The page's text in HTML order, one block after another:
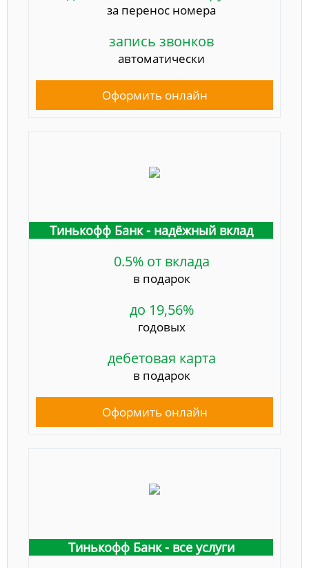
за перенос номера
запись звонков
автоматически
Оформить онлайн
Тинькофф Банк - надёжный вклад
0.5% от вклада
в подарок
до 19,56%
годовых
дебетовая карта
в подарок
Оформить онлайн
Тинькофф Банк - все услуги